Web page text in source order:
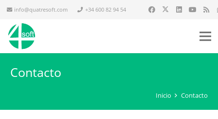
info@quatresoft.com +34 600 82 94 54
Contacto
Inicio Contacto